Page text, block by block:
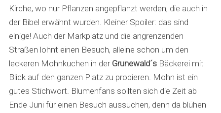
Kirche, wo nur Pflanzen angepflanzt werden, die auch in
der Bibel erwähnt wurden. Kleiner Spoiler: das sind
einige! Auch der Markplatz und die angrenzenden
Straßen lohnt einen Besuch, alleine schon um den
leckeren Mohnkuchen in der Grunewald´sBäckerei mit
Blick auf den ganzen Platz zu probieren. Mohn ist ein
gutes Stichwort. Blumenfans sollten sich die Zeit ab
Ende Juni für einen Besuch aussuchen, denn da blühen